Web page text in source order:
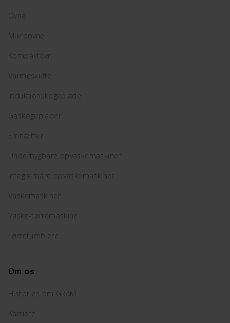
Ovne
Mikroovne
Kompaktovn
Varmeskuffe
Induktionskogeplade
Gaskogeplader
Emhætter
Underbygbare opvaskemaskiner
Integrerbare opvaskemaskiner
Vaskemaskiner
Vaske-tørremaskine
Tørretumblere
Om os
Historien om GRAM
Karriere